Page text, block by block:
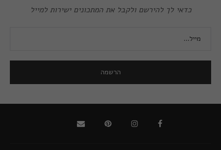
כדאי לך להירשם ולקבל את המתכונים ישירות למייל